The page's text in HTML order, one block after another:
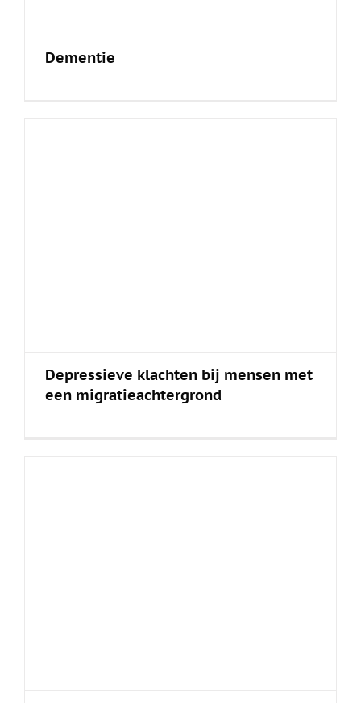
Dementie
Depressieve klachten bij mensen met
een migratieachtergrond